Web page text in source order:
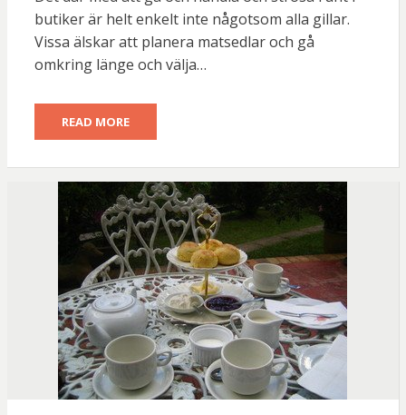
butiker är helt enkelt inte någotsom alla gillar.
Vissa älskar att planera matsedlar och gå
omkring länge och välja…
READ MORE